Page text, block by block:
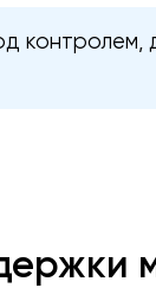
контролем,